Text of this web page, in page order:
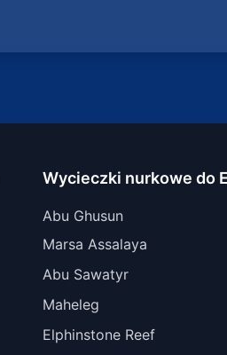
Wycieczki nurkowe do
Abu Ghusun
Marsa Assalaya
Abu Sawatyr
Maheleg
Elphinstone Reef